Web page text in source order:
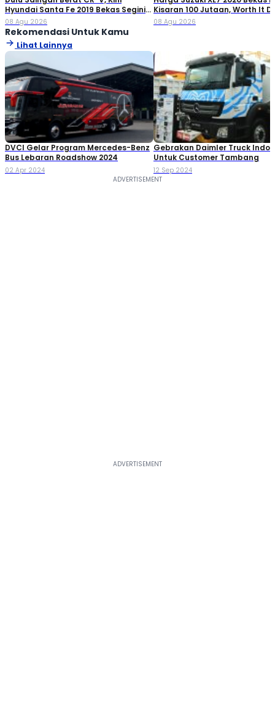
Hyundai Santa Fe 2019 Bekas Segini
Harganya
08 Agu 2026
Kisaran 100 Jutaan, Worth It
08 Agu 2026
Rekomendasi Untuk Kamu
Lihat Lainnya
DVCI Gelar Program Mercedes-Benz
Bus Lebaran Roadshow 2024
02 Apr 2024
Gebrakan Daimler Truck
Untuk Customer Tambang
12 Sep 2024